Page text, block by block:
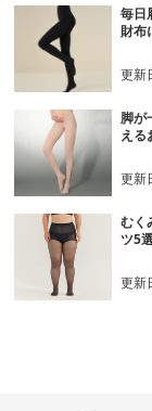
毎日
財布
更
脚が
える
更
むく
ツ5
更